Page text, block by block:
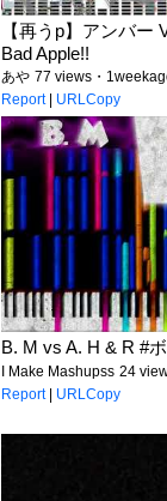
【再うp】アンバー
Bad Apple!!
あや 77 views・
Report| URLCopy
B. M vs A. H & R #
I Make Mashupss 24
Report| URLCopy